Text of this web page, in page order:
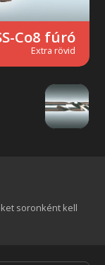
Co8 fúró
Extra rövid
soronként kell